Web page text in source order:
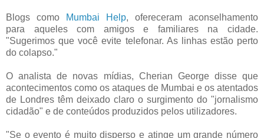
Blogs como Mumbai Help, ofereceram aconselhamento
para aqueles com amigos e familiares na cidade.
"Sugerimos que você evite telefonar. As linhas estão perto
do colapso."
O analista de novas mídias, Cherian George disse que
acontecimentos como os ataques de Mumbai e os atentados
de Londres têm deixado claro o surgimento do "jornalismo
cidadão" e de conteúdos produzidos pelos utilizadores.
"Se o evento é muito disperso e atinge um grande número